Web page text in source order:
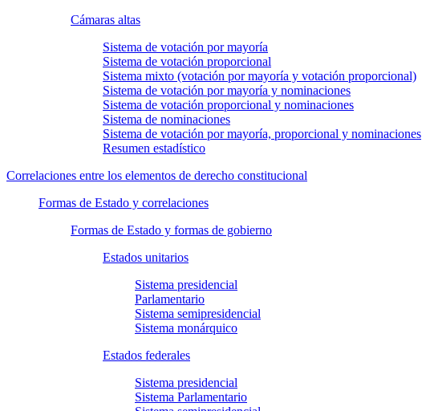
Cámaras altas
Sistema de votación por mayoría
Sistema de votación proporcional
Sistema mixto (votación por mayoría y votación proporcional)
Sistema de votación por mayoría y nominaciones
Sistema de votación proporcional y nominaciones
Sistema de nominaciones
Sistema de votación por mayoría, proporcional y nominaciones
Resumen estadístico
Correlaciones entre los elementos de derecho constitucional
Formas de Estado y correlaciones
Formas de Estado y formas de gobierno
Estados unitarios
Sistema presidencial
Parlamentario
Sistema semipresidencial
Sistema monárquico
Estados federales
Sistema presidencial
Sistema Parlamentario